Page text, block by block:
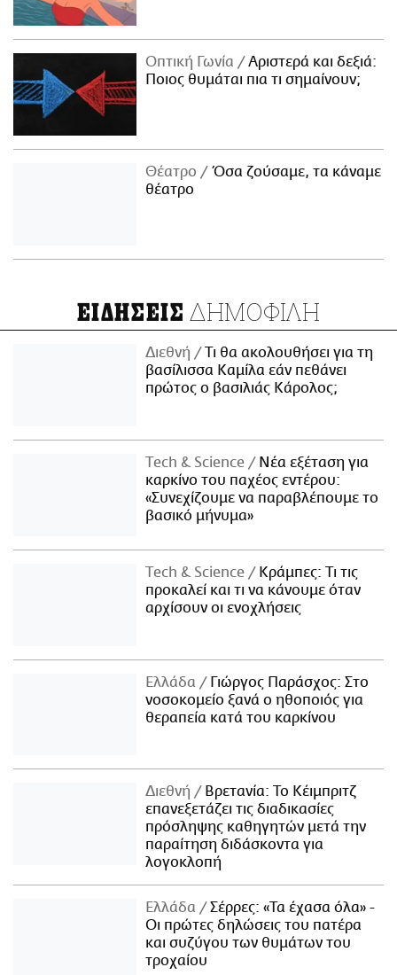
Οπτική Γωνία
Αριστερά και δεξιά:
Ποιος θυμάται πια τι σημαίνουν;
Θέατρο
Όσα ζούσαμε, τα κάναμε
θέατρο
ΕΙΔΗΣΕΙΣ ΔΗΜΟΦΙΛΗ
Διεθνή
Τι θα ακολουθήσει για τη
βασίλισσα Καμίλα εάν πεθάνει
πρώτος ο βασιλιάς Κάρολος;
Τech & Science
Νέα εξέταση για
καρκίνο του παχέος εντέρου:
«Συνεχίζουμε να παραβλέπουμε το
βασικό μήνυμα»
Τech & Science
Κράμπες: Τι τις
προκαλεί και τι να κάνουμε όταν
αρχίσουν οι ενοχλήσεις
Ελλάδα
Γιώργος Παράσχος: Στο
νοσοκομείο ξανά ο ηθοποιός για
θεραπεία κατά του καρκίνου
Διεθνή
Βρετανία: Το Κέιμπριτζ
επανεξετάζει τις διαδικασίες
πρόσληψης καθηγητών μετά την
παραίτηση διδάσκοντα για
λογοκλοπή
Ελλάδα
Σέρρες: «Τα έχασα όλα» -
Οι πρώτες δηλώσεις του πατέρα
και συζύγου των θυμάτων του
τροχαίου